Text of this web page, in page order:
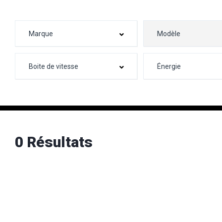
0 Résultats